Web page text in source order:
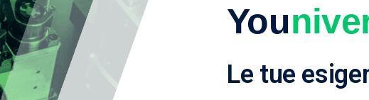
You
Le tue